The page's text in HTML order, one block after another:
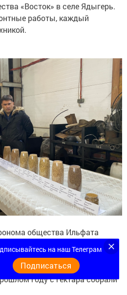
«Восток» в селе Ядыгерь.
работы, каждый
общества Ильфата
располагает 5093 гектарами
более 3 тысяч гектаров
остальные площади
году с гектара собрали
на наш Телеграм
Подписаться